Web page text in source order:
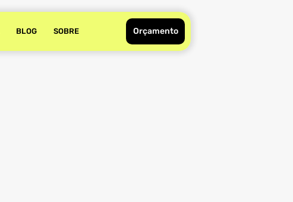
BLOG SOBRE Orçamento